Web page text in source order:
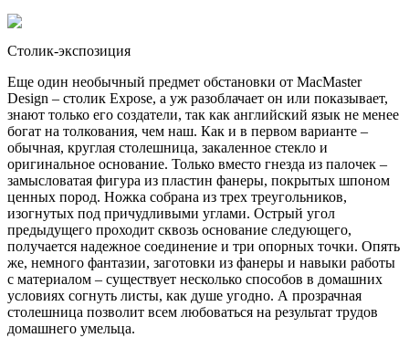
Столик-экспозиция
Еще один необычный предмет обстановки от MacMaster
Design – столик Expose, а уж разоблачает он или показывает,
знают только его создатели, так как английский язык не менее
богат на толкования, чем наш. Как и в первом варианте –
обычная, круглая столешница, закаленное стекло и
оригинальное основание. Только вместо гнезда из палочек –
замысловатая фигура из пластин фанеры, покрытых шпоном
ценных пород. Ножка собрана из трех треугольников,
изогнутых под причудливыми углами. Острый угол
предыдущего проходит сквозь основание следующего,
получается надежное соединение и три опорных точки. Опять
же, немного фантазии, заготовки из фанеры и навыки работы
с материалом – существует несколько способов в домашних
условиях согнуть листы, как душе угодно. А прозрачная
столешница позволит всем любоваться на результат трудов
домашнего умельца.